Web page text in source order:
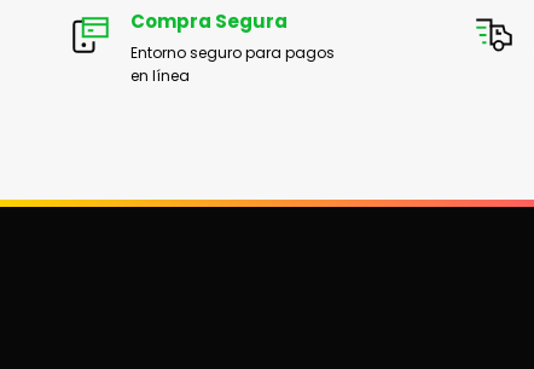
Compra Segura
Entorno seguro para pagos
en línea